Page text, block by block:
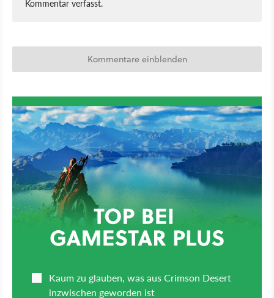
Kommentar verfasst.
Kommentare einblenden